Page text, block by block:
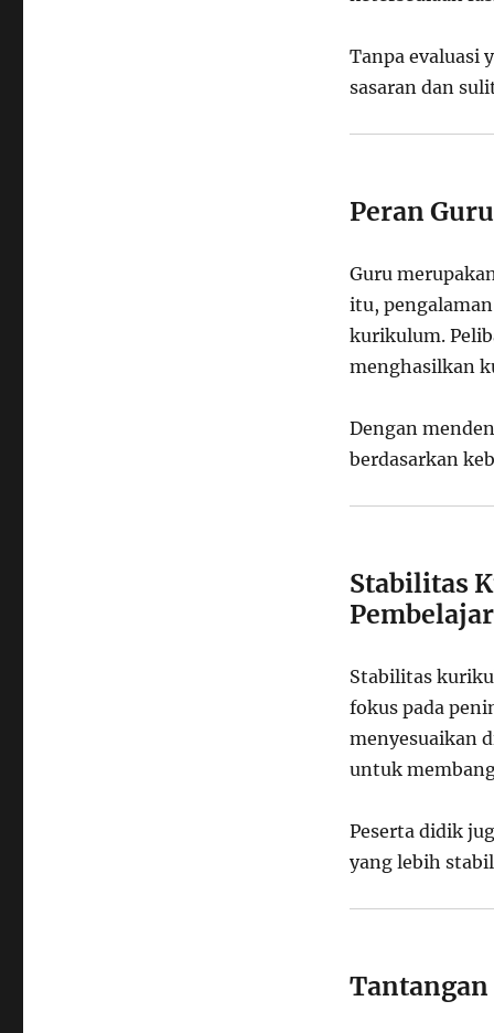
Tanpa evaluasi
sasaran dan
Peran
Guru
itu,
kurikulum.
menghasilkan
Dengan
berdasarkan
Stabilitas
Stabilitas
fokus pada
menyesuaikan
untuk
Peserta didik
yang lebih